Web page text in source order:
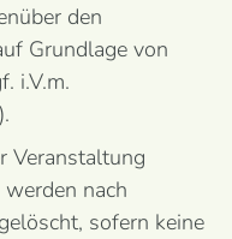
den
Grundlage von
i.V.m.
Veranstaltung
nach
sofern keine